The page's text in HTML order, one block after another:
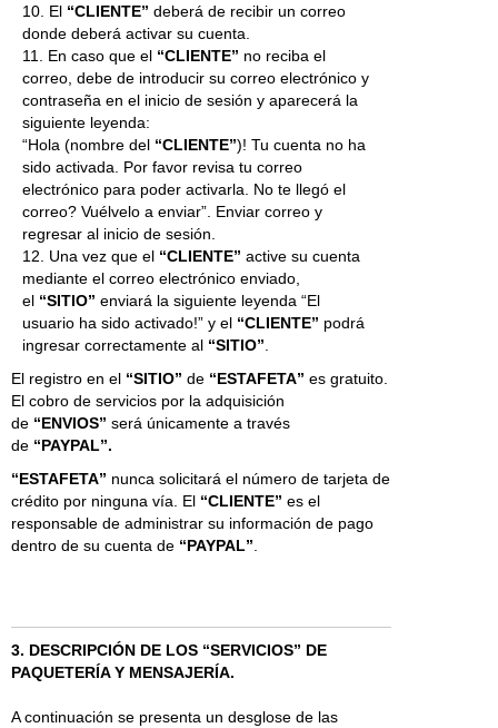
10. El “CLIENTE” deberá de recibir un correo
donde deberá activar su cuenta.
11. En caso que el “CLIENTE” no reciba el
correo, debe de introducir su correo electrónico y
contraseña en el inicio de sesión y aparecerá la
siguiente leyenda:
“Hola (nombre del “CLIENTE”)! Tu cuenta no ha
sido activada. Por favor revisa tu correo
electrónico para poder activarla. No te llegó el
correo? Vuélvelo a enviar”. Enviar correo y
regresar al inicio de sesión.
12. Una vez que el “CLIENTE” active su cuenta
mediante el correo electrónico enviado,
el “SITIO” enviará la siguiente leyenda “El
usuario ha sido activado!” y el “CLIENTE” podrá
ingresar correctamente al “SITIO”.
El registro en el “SITIO” de “ESTAFETA” es gratuito.
El cobro de servicios por la adquisición
de “ENVIOS” será únicamente a través
de “PAYPAL”.
“ESTAFETA” nunca solicitará el número de tarjeta de
crédito por ninguna vía. El “CLIENTE” es el
responsable de administrar su información de pago
dentro de su cuenta de “PAYPAL”.
3. DESCRIPCIÓN DE LOS “SERVICIOS” DE
PAQUETERÍA Y MENSAJERÍA.
A continuación se presenta un desglose de las